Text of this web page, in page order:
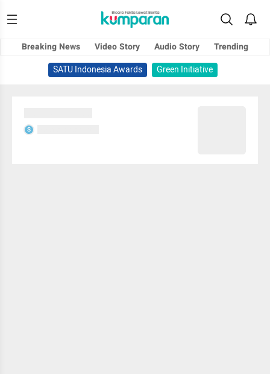
Breaking News Video Story Audio Story
Trending
SATU Indonesia Awards
Green Initiative
S